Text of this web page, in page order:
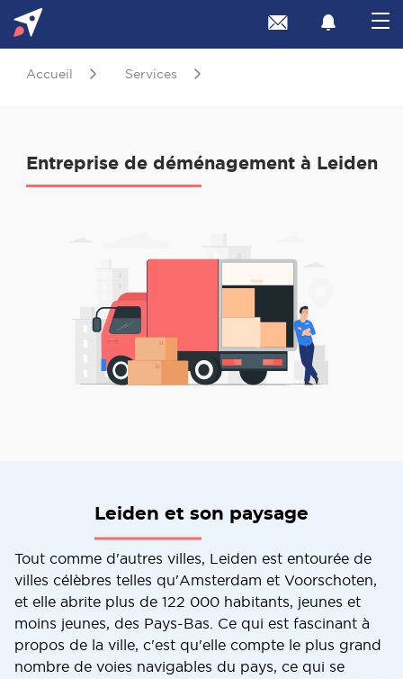
Accueil Services
Entreprise de déménagement à Leiden
Leiden et son paysage
Tout comme d'autres villes, Leiden est entourée de
villes célèbres telles qu'Amsterdam et Voorschoten,
et elle abrite plus de 122 000 habitants, jeunes et
moins jeunes, des Pays-Bas. Ce qui est fascinant à
propos de la ville, c'est qu'elle compte le plus grand
nombre de voies navigables du pays, ce qui se